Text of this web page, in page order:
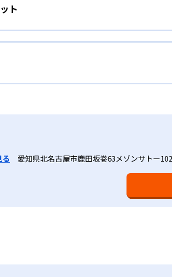
に最適化された学習計画を設計
ひとりの学力／適性をしっかり把握した上
れに最適な教材を提供すると共に、適切なア
、つまずくことなく、無理なく無駄なく学
習と毎日の家庭学習
毎日の家庭学習（宿題学習）の相乗効果を
を図っている。進度が早い子供は先取り学習
を重視する形で個別指導を行っている。無
場合は立ち止まってじっくりと学習すること
り組む根気や意欲など「見えない力」の育
ての学力の土台となる「読む力」「書く力
家庭学習で学習させている。そのため、算数
、1回の学習時間を30～50分程度と設定して
と考えられていることに由来するものだ。
ト
学研の教材開発ノウハウを結集して制作した
材は、学習指導要領の内容を全てカバーして
プしながら身につけることができ、基礎固
会で日々指導スキルを研鑽している。「子ど
に向き合っており、生徒それぞれの「できる
により生徒の「やる気」を引き出し、無理の
おり、学習相談や教育相談、保護者とのコミ
ぶことも重視している。人と人との触れ合
では公開されていない。
愛知県北名古屋市鹿田坂巻63メゾンサトー102